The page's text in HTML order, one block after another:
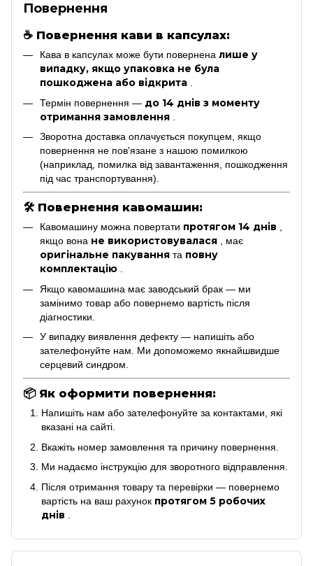
Повернення
☕ Повернення кави в капсулах:
Кава в капсулах може бути повернена лише у
випадку, якщо упаковка не була
пошкоджена або відкрита .
Термін повернення — до 14 днів з моменту
отримання замовлення
Зворотна доставка оплачується покупцем, якщо
повернення не пов'язане з нашою помилкою
(наприклад, помилка від завантаження, пошкодження
під час транспортування).
🛠 Повернення кавомашин:
Кавомашину можна повертати протягом 14 днів ,
якщо вона не використовувалася , має
оригінальне пакування та повну
комплектацію .
Якщо кавомашина має заводський брак — ми
замінимо товар або повернемо вартість після
діагностики.
У випадку виявлення дефекту — напишіть або
зателефонуйте нам. Ми допоможемо якнайшвидше
серцевий синдром.
📦Як оформити повернення:
Напишіть нам або зателефонуйте за контактами, які
вказані на сайті.
Вкажіть номер замовлення та причину повернення.
Ми надаємо інструкцію для зворотного відправлення.
Після отримання товару та перевірки — повернемо
вартість на ваш рахунок протягом 5 робочих
днів